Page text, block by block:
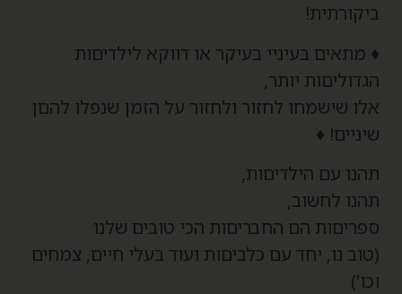
מתאים בעיניי בעיקר או דווקא לילדיםות
יותר,
שישמחו לחזור ולחזור על הזמן שנפלו להםן
♦
עם הילדיםות,
לחשוב,
הם החבריםות הכי טובים שלנו
נו, יחד עם כלביםות ועוד בעלי חיים, צמחים